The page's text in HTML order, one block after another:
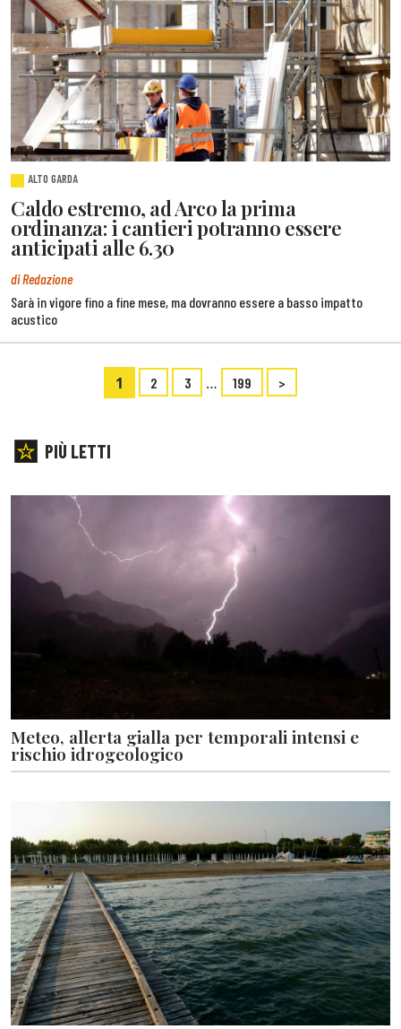
ALTO GARDA
Caldo estremo, ad Arco la prima
ordinanza: i cantieri potranno essere
anticipati alle 6.30
di Redazione
Sarà in vigore fino a fine mese, ma dovranno essere a basso impatto
acustico
1 2 3 … 199 >
PIÙ LETTI
Meteo, allerta gialla per temporali intensi e
rischio idrogeologico